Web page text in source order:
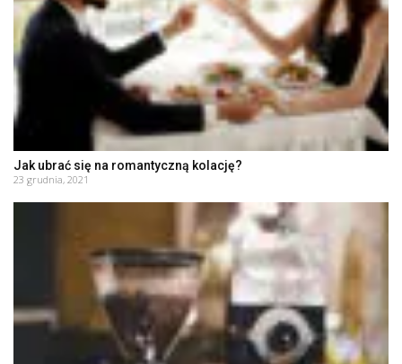
Jak ubrać się na romantyczną kolację?
23 grudnia, 2021